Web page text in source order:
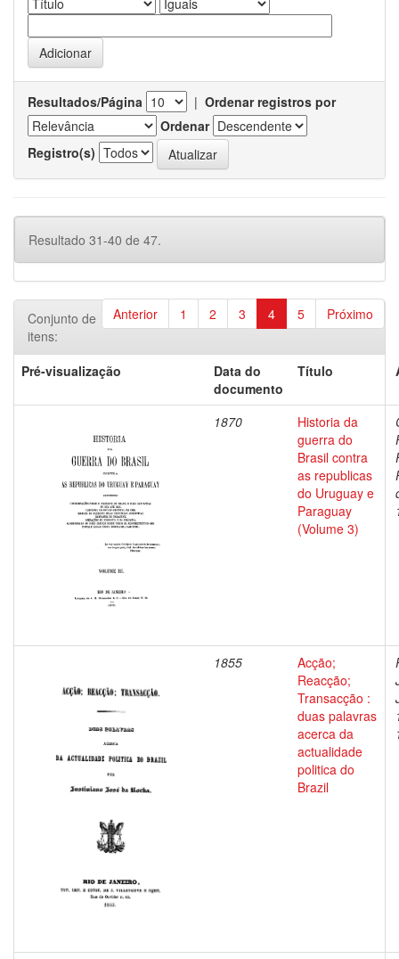
Resultados/Página | Ordenar registros por
Ordenar
Registro(s)
Resultado 31-40 de 47.
Anterior 1 2 3 4 5 Próximo
Conjunto de
itens:
Pré-visualização
Data do
documento
Título
1870
Historia da
guerra do
Brasil contra
as republicas
do Uruguay e
Paraguay
(Volume 3)
1855
Acção;
Reacção;
Transacção :
duas palavras
acerca da
actualidade
politica do
Brazil